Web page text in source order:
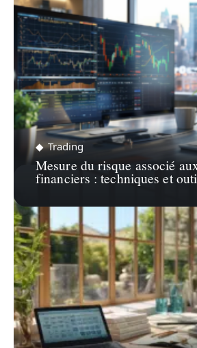
Trading
Mesure du risque associé
financiers : techniques et